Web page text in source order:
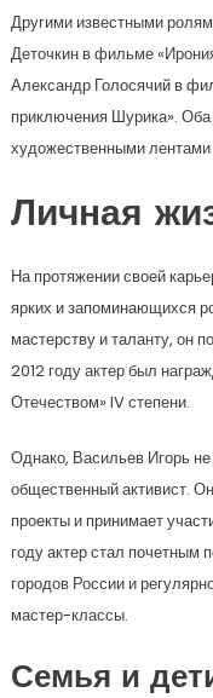
Другими известными
Деточкин в фильме
Александр Голосячий в
приключения Шурика».
художественными лентами
Личная
На протяжении своей
ярких и запоминающихся
мастерству и таланту, он
2012 году актер был
Отечеством» IV степени.
Однако, Васильев Игорь
общественный активист.
проекты и принимает
году актер стал почетным
городов России и
мастер-классы.
Семья и